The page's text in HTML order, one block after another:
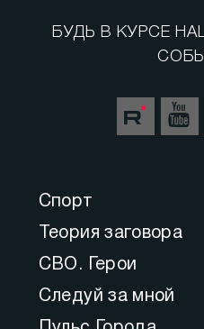
Спорт
Теория заговора
СВО. Герои
Следуй за мной
БУДЬ В КУРСЕ